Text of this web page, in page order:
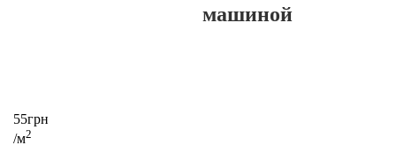
55грн
/м2
машиной